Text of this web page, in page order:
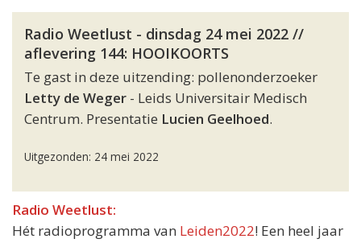
Radio Weetlust - dinsdag 24 mei 2022 //
aflevering 144: HOOIKOORTS
Te gast in deze uitzending: pollenonderzoeker
Letty de Weger - Leids Universitair Medisch
Centrum. Presentatie Lucien Geelhoed.
Uitgezonden: 24 mei 2022
Radio Weetlust:
Hét radioprogramma van Leiden2022! Een heel jaar